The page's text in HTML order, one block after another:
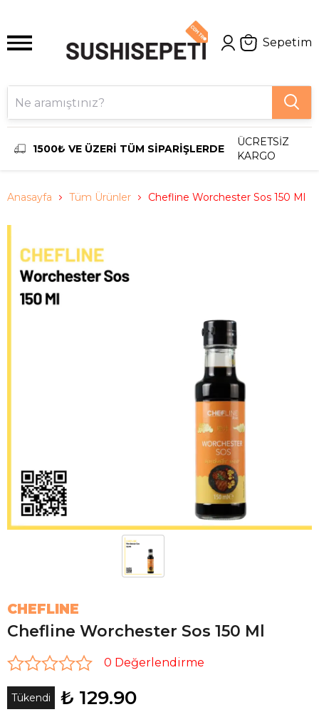
Sepetim
1500₺ VE ÜZERİ TÜM SİPARİŞLERDE
ÜCRETSİZ
KARGO
Anasayfa Tüm Ürünler Chefline Worchester Sos 150 Ml
CHEFLINE
Chefline Worchester Sos 150 Ml
0 Değerlendirme
Tükendi ₺ 129.90